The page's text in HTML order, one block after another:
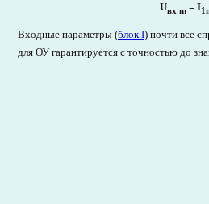
Uвх m = I
Входные параметры (блок I) почти все
для ОУ гарантируется с точностью до